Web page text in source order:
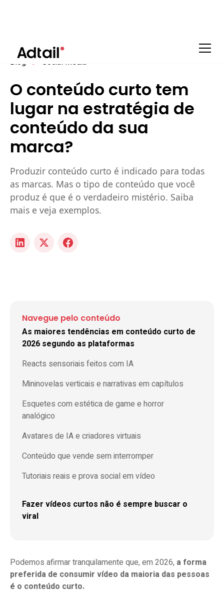
Blog Social Media
O conteúdo curto tem
lugar na estratégia de
conteúdo da sua
marca?
Produzir conteúdo curto é indicado para todas
as marcas. Mas o tipo de conteúdo que você
produz é que é o verdadeiro mistério. Saiba
mais e veja exemplos.
Navegue pelo conteúdo
As maiores tendências em conteúdo curto de
2026 segundo as plataformas
Reacts sensoriais feitos com IA
Mininovelas verticais e narrativas em capítulos
Esquetes com estética de game e horror
analógico
Avatares de IA e criadores virtuais
Conteúdo que vende sem interromper
Tutoriais reais e prova social em vídeo
Fazer vídeos curtos não é sempre buscar o
viral
Podemos afirmar tranquilamente que, em 2026, a forma
preferida de consumir vídeo da maioria das pessoas
é o conteúdo curto.